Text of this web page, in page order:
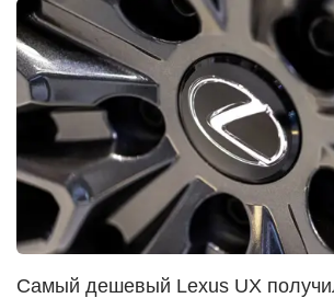
Самый дешевый Lexus UX